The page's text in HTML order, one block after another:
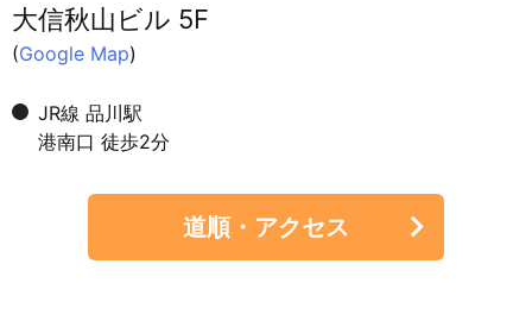
大信秋山ビル 5F
(Google Map)
JR線 品川駅
港南口 徒歩2分
道順・アクセス